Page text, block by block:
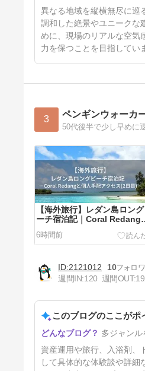
8日前
異なる地域を縦横無尽に巡
調和した絶景やユニークな
めに、現場のリアルな空気
力を保つことを目指してい
3 ペンギンウォーカ
【海外旅行】レダン島ロン
ーチ宿泊記｜Coral Redang
6時間前
【車中泊】2026年前半の振り
返り｜軽自動車ワゴンR旅で
15日前
2121012
10
週間IN:120 週間OUT:
このブログのここがポ
多ジャン
資産運用や旅行、入浴剤、
して具体的な体験談や詳